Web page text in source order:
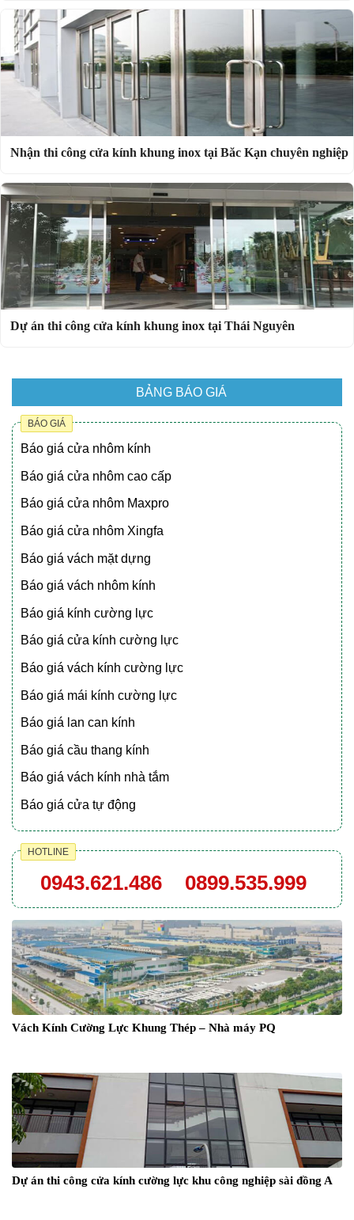
Nhận thi công cửa kính khung inox tại Băc Kạn chuyên nghiệp
Dự án thi công cửa kính khung inox tại Thái Nguyên
BẢNG BÁO GIÁ
BÁO GIÁ
Báo giá cửa nhôm kính
Báo giá cửa nhôm cao cấp
Báo giá cửa nhôm Maxpro
Báo giá cửa nhôm Xingfa
Báo giá vách mặt dựng
Báo giá vách nhôm kính
Báo giá kính cường lực
Báo giá cửa kính cường lực
Báo giá vách kính cường lực
Báo giá mái kính cường lực
Báo giá lan can kính
Báo giá cầu thang kính
Báo giá vách kính nhà tắm
Báo giá cửa tự động
HOTLINE
0943.621.486 0899.535.999
Vách Kính Cường Lực Khung Thép – Nhà máy PQ
Dự án thi công cửa kính cường lực khu công nghiệp sài đồng A